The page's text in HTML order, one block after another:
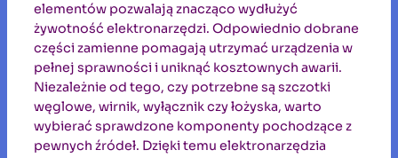
elementów pozwalają znacząco wydłużyć
żywotność elektronarzędzi. Odpowiednio dobrane
części zamienne pomagają utrzymać urządzenia w
pełnej sprawności i uniknąć kosztownych awarii.
Niezależnie od tego, czy potrzebne są szczotki
węglowe, wirnik, wyłącznik czy łożyska, warto
wybierać sprawdzone komponenty pochodzące z
pewnych źródeł. Dzięki temu elektronarzędzia